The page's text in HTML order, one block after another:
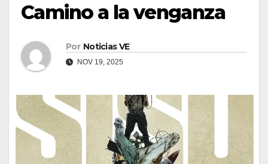
Camino a la venganza
Por Noticias VE
NOV 19, 2025